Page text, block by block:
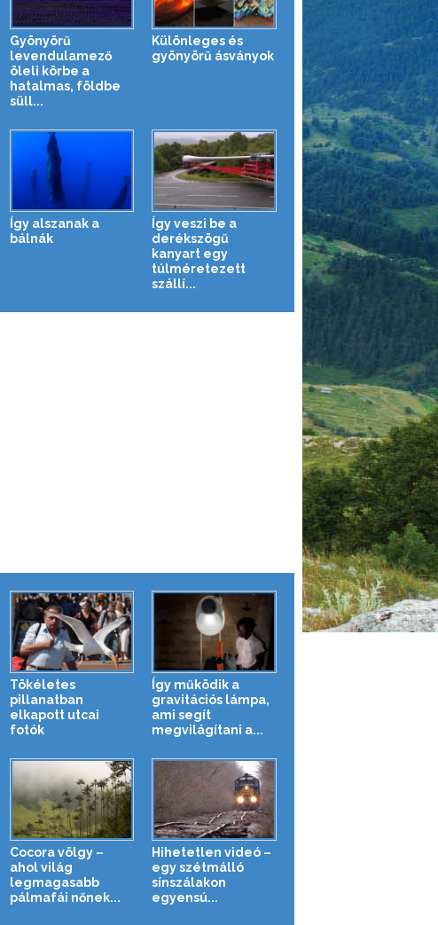
Gyönyörű
levendulamező
öleli körbe a
hatalmas, földbe
süll...
Különleges és
gyönyörű ásványok
Így alszanak a
bálnák
Így veszi be a
derékszögű
kanyart egy
túlméretezett
szállí...
Tökéletes
pillanatban
elkapott utcai
fotók
Így működik a
gravitációs lámpa,
ami segít
megvilágítani a...
Cocora völgy –
ahol világ
legmagasabb
pálmafái nőnek...
Hihetetlen videó –
egy szétmálló
sínszálakon
egyensú...